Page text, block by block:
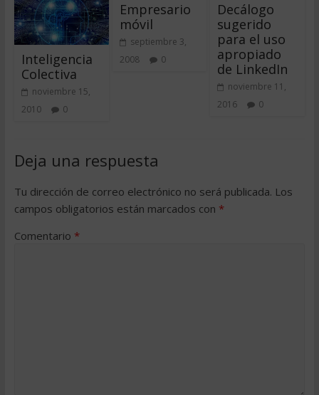
Inteligencia
Colectiva
noviembre 15,
2010
0
Empresario
móvil
septiembre 3,
2008
0
Decálogo
sugerido
para el uso
apropiado
de LinkedIn
noviembre 11,
2016
0
Deja una respuesta
Tu dirección de correo electrónico no será publicada. Los
campos obligatorios están marcados con *
Comentario *